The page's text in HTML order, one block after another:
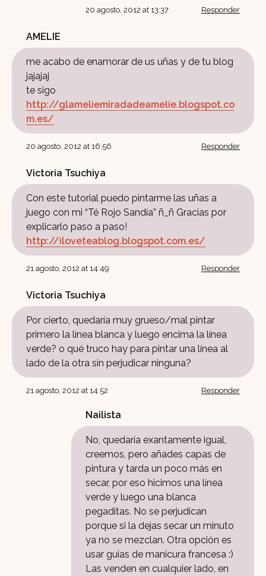
20 agosto, 2012 at 13:37 Responder
AMELIE
me acabo de enamorar de us uñas y de tu blog
jajajaj
te sigo
http://glameliemiradadeamelie.blogspot.co
m.es/
20 agosto, 2012 at 16:56 Responder
Victoria Tsuchiya
Con este tutorial puedo pintarme las uñas a
juego con mi “Té Rojo Sandía” ñ_ñ Gracias por
explicarlo paso a paso!
http://iloveteablog.blogspot.com.es/
21 agosto, 2012 at 14:49 Responder
Victoria Tsuchiya
Por cierto, quedaría muy grueso/mal pintar
primero la línea blanca y luego encima la línea
verde? o qué truco hay para pintar una línea al
lado de la otra sin perjudicar ninguna?
21 agosto, 2012 at 14:52 Responder
Nailista
No, quedaría exantamente igual,
creemos, pero añades capas de
pintura y tarda un poco más en
secar, por eso hicimos una línea
verde y luego una blanca
pegaditas. No se perjudican
porque si la dejas secar un minuto
ya no se mezclan. Otra opción es
usar guias de manicura francesa :)
Las venden en cualquier lado, en